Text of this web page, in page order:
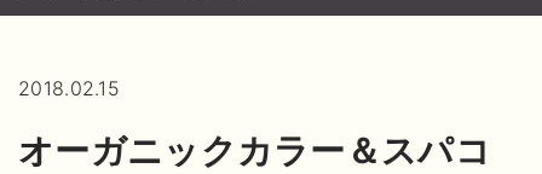
2018.02.15
オーガニックカラー＆スパコ